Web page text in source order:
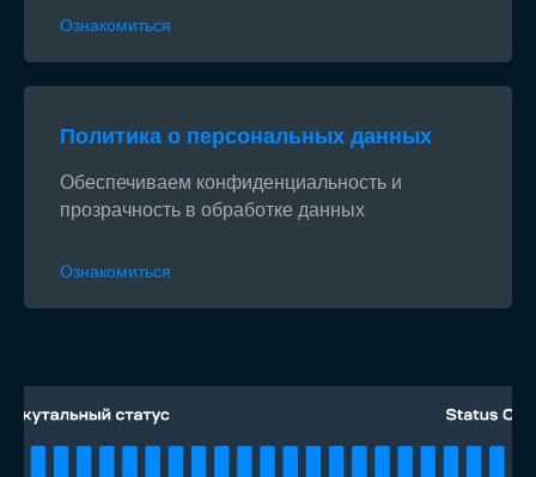
Ознакомиться
Политика о персональных данных
Обеспечиваем конфиденциальность и
прозрачность в обработке данных
Ознакомиться